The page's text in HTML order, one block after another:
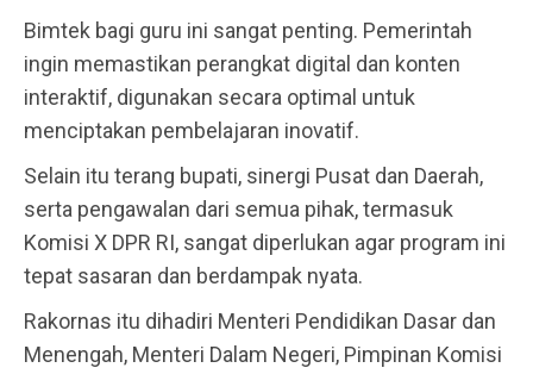
Bimtek bagi guru ini sangat penting. Pemerintah
ingin memastikan perangkat digital dan konten
interaktif, digunakan secara optimal untuk
menciptakan pembelajaran inovatif.
Selain itu terang bupati, sinergi Pusat dan Daerah,
serta pengawalan dari semua pihak, termasuk
Komisi X DPR RI, sangat diperlukan agar program ini
tepat sasaran dan berdampak nyata.
Rakornas itu dihadiri Menteri Pendidikan Dasar dan
Menengah, Menteri Dalam Negeri, Pimpinan Komisi